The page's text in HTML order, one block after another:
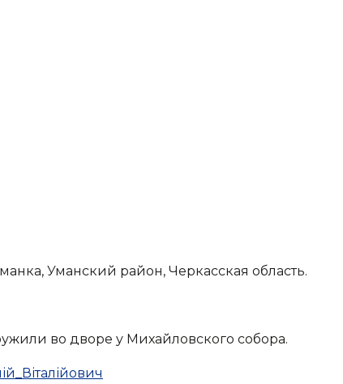
Уманский район, Черкасская область.
во дворе у Михайловского собора.